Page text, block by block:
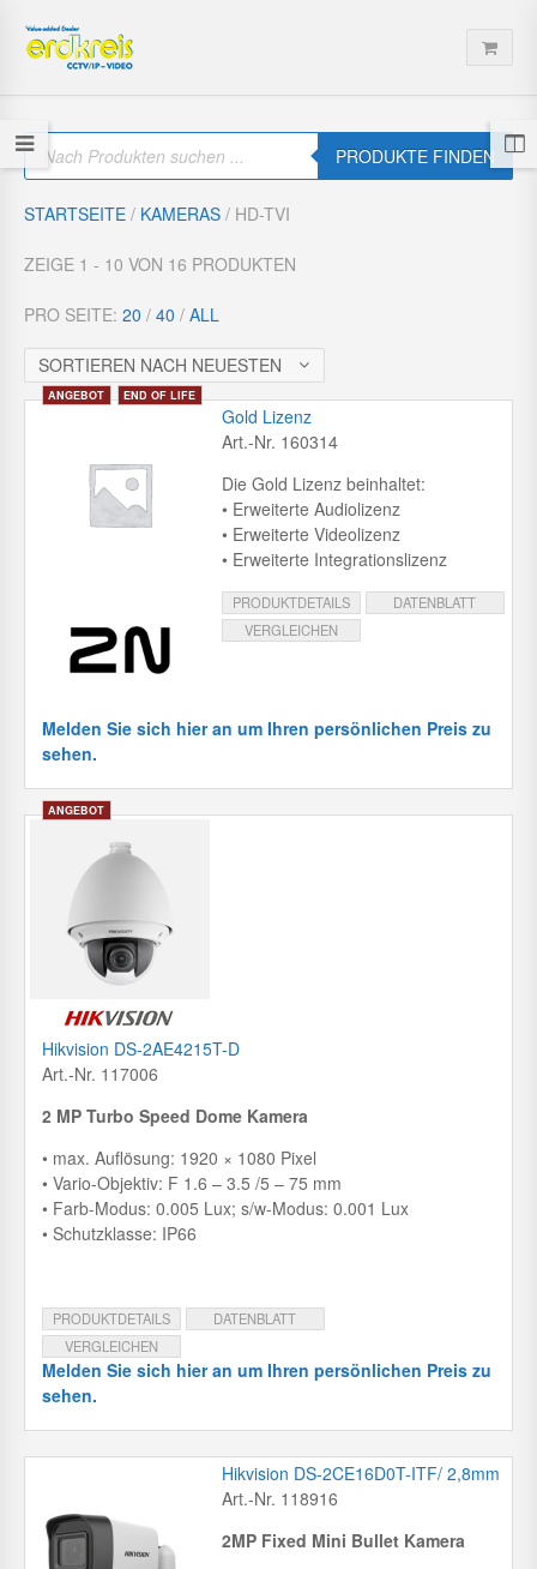
P
r
o
u
c
s
s
a
r
PRODUKTE FINDEN
STARTSEITE / KAMERAS / HD-TVI
ZEIGE 1 - 10 VON 16 PRODUKTEN
PRO SEITE: 20 / 40 / ALL
SORTIEREN NACH NEUESTEN
Gold Lizenz
Art.-Nr. 160314
Die Gold Lizenz beinhaltet:
• Erweiterte Audiolizenz
• Erweiterte Videolizenz
• Erweiterte Integrationslizenz
PRODUKTDETAILS
DATENBLATT
VERGLEICHEN
Melden Sie sich hier an um Ihren persönlichen Preis zu
sehen.
Hikvision DS-2AE4215T-D
Art.-Nr. 117006
2 MP Turbo Speed Dome Kamera
• max. Auflösung: 1920 × 1080 Pixel
• Vario-Objektiv: F 1.6 – 3.5 /5 – 75 mm
• Farb-Modus: 0.005 Lux; s/w-Modus: 0.001 Lux
• Schutzklasse: IP66
PRODUKTDETAILS
DATENBLATT
VERGLEICHEN
Melden Sie sich hier an um Ihren persönlichen Preis zu
sehen.
Hikvision DS-2CE16D0T-ITF/ 2,8mm
Art.-Nr. 118916
2MP Fixed Mini Bullet Kamera